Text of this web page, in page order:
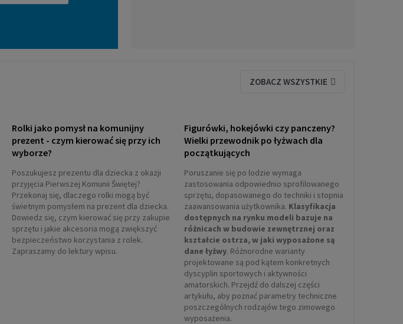
ZOBACZ WSZYSTKIE
Rolki jako pomysł na komunijny
prezent - czym kierować się przy ich
wyborze?
Poszukujesz prezentu dla dziecka z okazji
przyjęcia Pierwszej Komunii Świętej?
Przekonaj się, dlaczego rolki mogą być
świetnym pomysłem na prezent dla dziecka.
Dowiedz się, czym kierować się przy zakupie
sprzętu i jakie akcesoria mogą zwiększyć
bezpieczeństwo korzystania z rolek.
Zapraszamy do lektury wpisu.
Figurówki, hokejówki czy panczeny?
Wielki przewodnik po łyżwach dla
początkujących
Poruszanie się po lodzie wymaga
zastosowania odpowiednio sprofilowanego
sprzętu, dopasowanego do techniki i stopnia
zaawansowania użytkownika. Klasyfikacja
dostępnych na rynku modeli bazuje na
różnicach w budowie zewnętrznej oraz
kształcie ostrza, w jaki wyposażone są
dane łyżwy. Różnorodne warianty
projektowane są pod kątem konkretnych
dyscyplin sportowych i aktywności
amatorskich. Przejdź do dalszej części
artykułu, aby poznać parametry techniczne
poszczególnych rodzajów tego zimowego
wyposażenia.